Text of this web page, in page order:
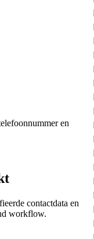
en
contactdata en
workflow.